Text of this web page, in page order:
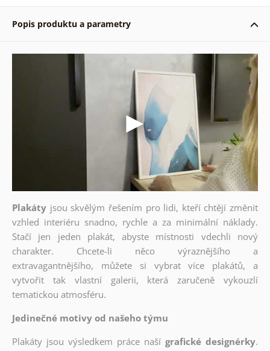
Popis produktu a parametry
Plakáty jsou skvělým řešením pro lidi, kteří chtějí změnit
vzhled interiéru snadno, rychle a za minimální náklady.
Stačí jen jeden plakát, abyste místnosti vdechli nový
charakter. Chcete-li něco výraznějšího a
extravagantnějšího, můžete si vybrat více plakátů, a
vytvořit tak vlastní galerii, která zaručeně vykouzlí
tematickou atmosféru.
Jedinečné motivy od našeho týmu
Plakáty jsou výsledkem práce naší grafické designérky.